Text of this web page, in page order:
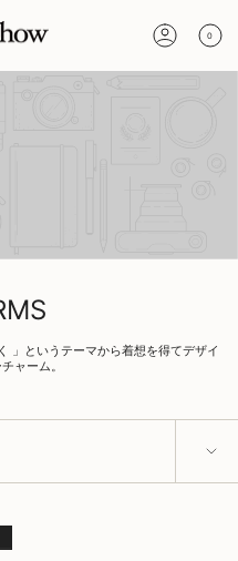
0
」というテーマから着想を得てデザイ
ャーム。